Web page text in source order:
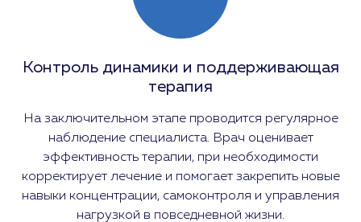
Контроль динамики и поддерживающая
терапия
На заключительном этапе проводится регулярное
наблюдение специалиста. Врач оценивает
эффективность терапии, при необходимости
корректирует лечение и помогает закрепить новые
навыки концентрации, самоконтроля и управления
нагрузкой в повседневной жизни.